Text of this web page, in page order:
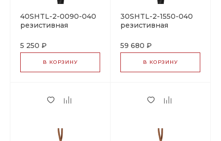
40SHTL-2-0090-040
резистивная
секция
5 250 ₽
В КОРЗИНУ
30SHTL-2-1550-040
резистивная
секция
59 680 ₽
В КОРЗИНУ